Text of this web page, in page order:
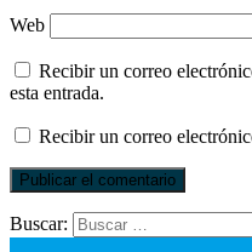
Web
Recibir un correo
esta entrada.
Recibir un correo
Buscar: